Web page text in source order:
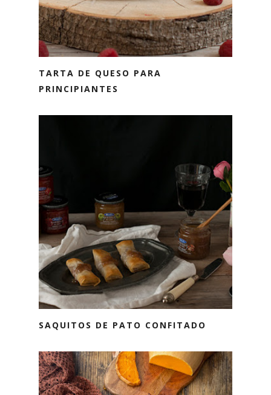
TARTA DE QUESO PARA
PRINCIPIANTES
SAQUITOS DE PATO CONFITADO